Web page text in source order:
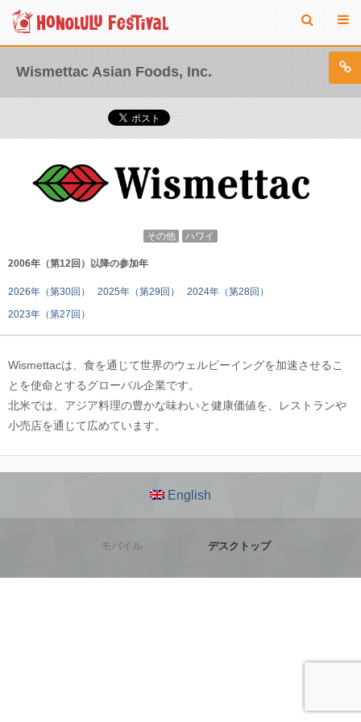
Wismettac Asian Foods, Inc.
その他 ハワイ
2006年（第12回）以降の参加年
2026年（第30回） 2025年（第29回）
2024年（第28回）
2023年（第27回）
Wismettacは、食を通じて世界のウェルビーイングを加速させるこ
とを使命とするグローバル企業です。
北米では、アジア料理の豊かな味わいと健康価値を、レストランや
小売店を通じて広めています。
English
モバイル デスクトップ